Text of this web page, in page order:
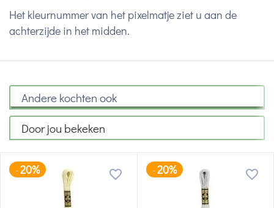
Het kleurnummer van het pixelmatje ziet u aan de
achterzijde in het midden.
Andere kochten ook
Door jou bekeken
-20% -20%